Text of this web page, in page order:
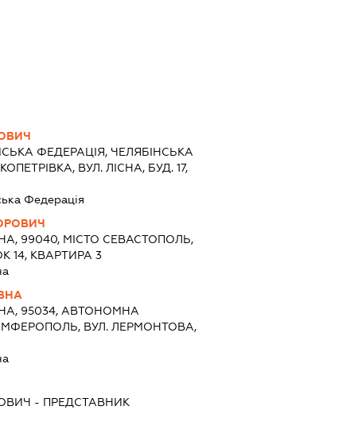
ФЕДЕРАЦІЯ, ЧЕЛЯБІНСЬКА
ВУЛ. ЛІСНА, БУД. 17,
Федерація
99040, МІСТО СЕВАСТОПОЛЬ,
14, КВАРТИРА 3
95034, АВТОНОМНА
ВУЛ. ЛЕРМОНТОВА,
- ПРЕДСТАВНИК